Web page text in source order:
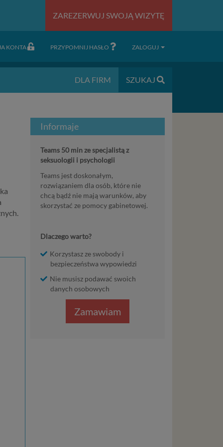
ZAREZERWUJ SWOJĄ WIZYTĘ
KONTA PRZYPOMNIJ HASŁO ZALOGUJ
DLA FIRM SZUKAJ
Informaje
Teams 50 min ze specjalistą z
seksuologii i psychologii
Teams jest doskonałym,
rozwiązaniem dla osób, które nie
chcą bądź nie mają warunków, aby
skorzystać ze pomocy gabinetowej.
Dlaczego warto?
Korzystasz ze swobody i
bezpieczeństwa wypowiedzi
Nie musisz podawać swoich
danych osobowych
Zamawiam